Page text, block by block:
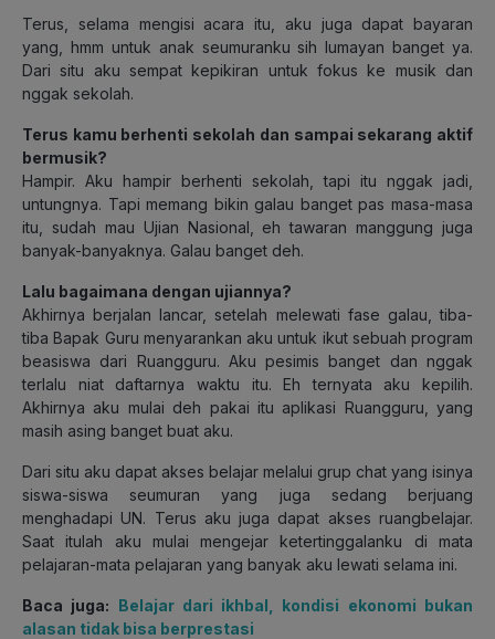
Terus, selama mengisi acara itu, aku juga dapat bayaran
yang, hmm untuk anak seumuranku sih lumayan banget ya.
Dari situ aku sempat kepikiran untuk fokus ke musik dan
nggak sekolah.
Terus kamu berhenti sekolah dan sampai sekarang aktif
bermusik?
Hampir. Aku hampir berhenti sekolah, tapi itu nggak jadi,
untungnya. Tapi memang bikin galau banget pas masa-masa
itu, sudah mau Ujian Nasional, eh tawaran manggung juga
banyak-banyaknya. Galau banget deh.
Lalu bagaimana dengan ujiannya?
Akhirnya berjalan lancar, setelah melewati fase galau, tiba-
tiba Bapak Guru menyarankan aku untuk ikut sebuah program
beasiswa dari Ruangguru. Aku pesimis banget dan nggak
terlalu niat daftarnya waktu itu. Eh ternyata aku kepilih.
Akhirnya aku mulai deh pakai itu aplikasi Ruangguru, yang
masih asing banget buat aku.
Dari situ aku dapat akses belajar melalui grup chat yang isinya
siswa-siswa seumuran yang juga sedang berjuang
menghadapi UN. Terus aku juga dapat akses ruangbelajar.
Saat itulah aku mulai mengejar ketertinggalanku di mata
pelajaran-mata pelajaran yang banyak aku lewati selama ini.
Baca juga: Belajar dari ikhbal, kondisi ekonomi bukan
alasan tidak bisa berprestasi